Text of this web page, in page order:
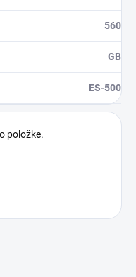
560
GB
ES-500
položke.